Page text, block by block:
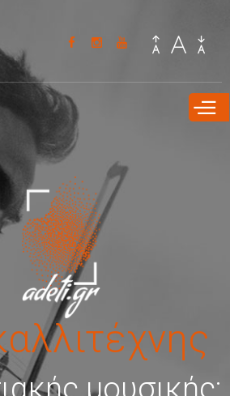
κυρίως
περιεχόμενο
μουσικής;